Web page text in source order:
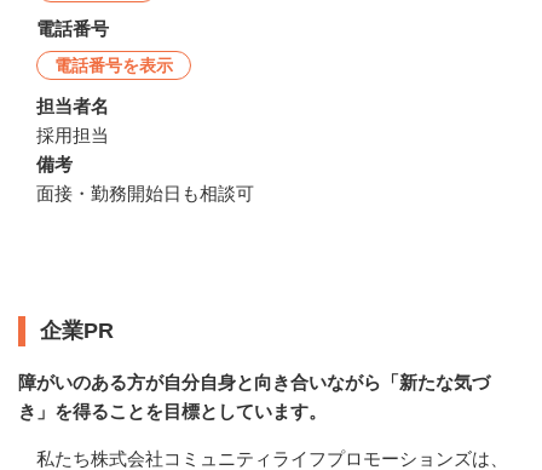
電話番号
電話番号を表示
担当者名
採用担当
備考
面接・勤務開始日も相談可
企業PR
障がいのある方が自分自身と向き合いながら「新たな気づ
き」を得ることを目標としています。
私たち株式会社コミュニティライフプロモーションズは、